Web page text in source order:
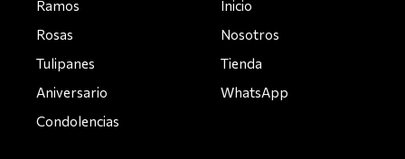
Ramos
Rosas
Tulipanes
Aniversario
Condolencias
Inicio
Nosotros
Tienda
WhatsApp